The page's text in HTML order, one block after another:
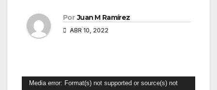
Por Juan M Ramírez
ABR 10, 2022
Reproductor
Media error: Format(s) not supported or source(s) not